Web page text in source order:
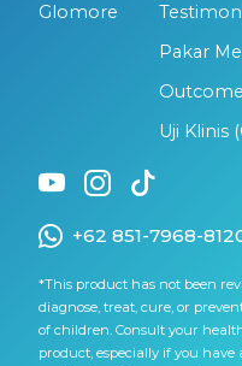
Glomore
Pakar
Uji Klinis
+62 851-7968-
*This product has not been
diagnose, treat, cure, or
of children. Consult your
product, especially if you